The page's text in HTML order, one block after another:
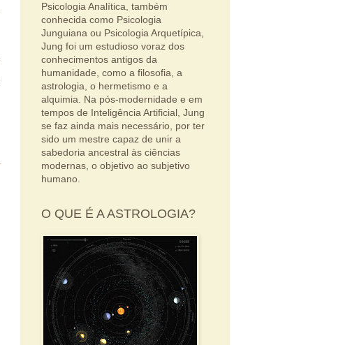
Psicologia Analítica, também
conhecida como Psicologia
Junguiana ou Psicologia Arquetípica,
Jung foi um estudioso voraz dos
conhecimentos antigos da
humanidade, como a filosofia, a
astrologia, o hermetismo e a
alquimia. Na pós-modernidade e em
tempos de Inteligência Artificial, Jung
se faz ainda mais necessário, por ter
sido um mestre capaz de unir a
sabedoria ancestral às ciências
modernas, o objetivo ao subjetivo
humano.
O QUE É A ASTROLOGIA?